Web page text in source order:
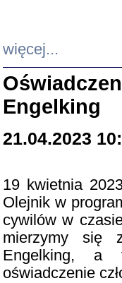
więcej...
Engelking
21.04.2023
19 kwietnia
Olejnik w
cywilów w
mierzymy się
Engelking, a
oświadczenie